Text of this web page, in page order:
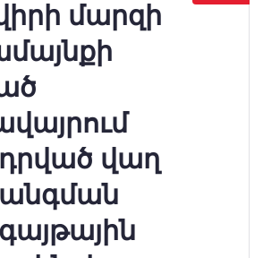
մարզի
վաղ